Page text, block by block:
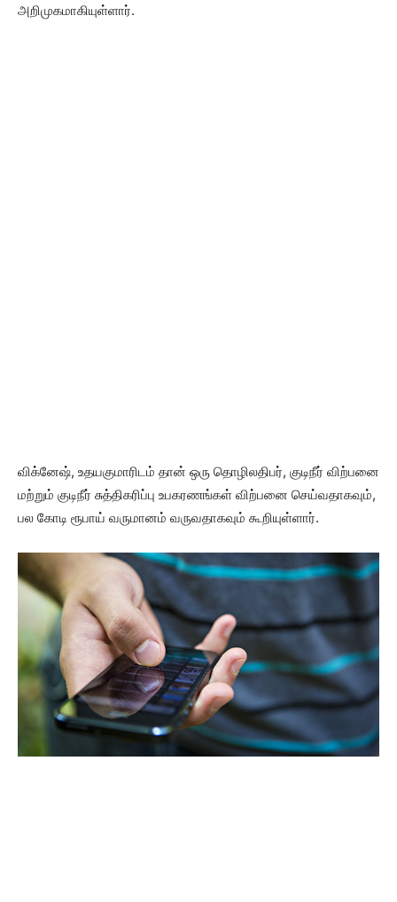
அறிமுகமாகியுள்ளார்.
விக்னேஷ், உதயகுமாரிடம் தான் ஒரு தொழிலதிபர், குடிநீர் விற்பனை
மற்றும் குடிநீர் சுத்திகரிப்பு உபகரணங்கள் விற்பனை செய்வதாகவும்,
பல கோடி ரூபாய் வருமானம் வருவதாகவும் கூறியுள்ளார்.